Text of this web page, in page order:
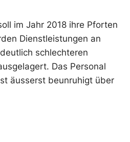
im Jahr 2018 ihre Pforten
Dienstleistungen an
schlechteren
Das Personal
äusserst beunruhigt über